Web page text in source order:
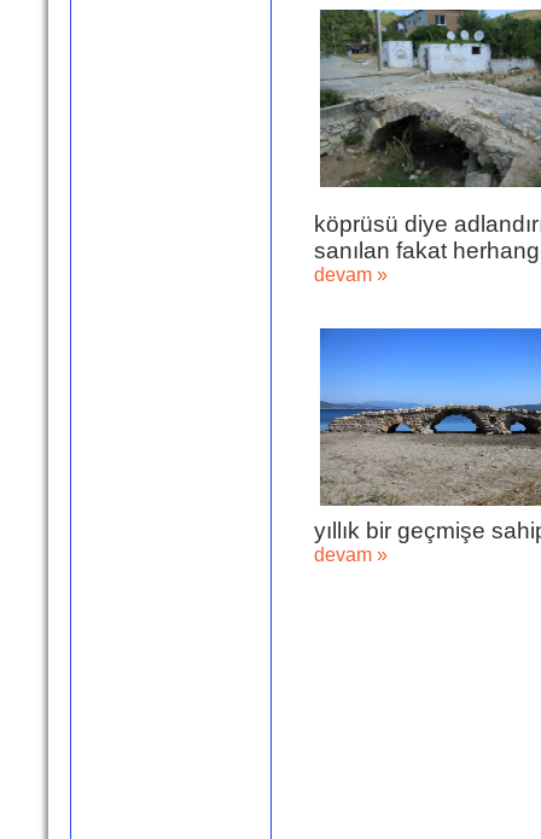
köprüsü diye
sanılan fakat
devam »
yıllık bir geçmişe
devam »